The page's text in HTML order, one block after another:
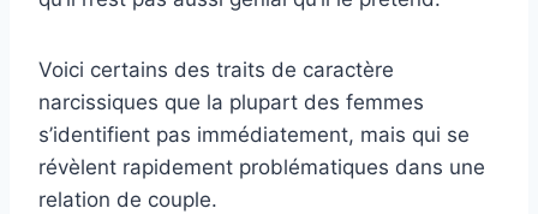
Voici certains des traits de caractère
narcissiques que la plupart des femmes
s’identifient pas immédiatement, mais qui se
révèlent rapidement problématiques dans une
relation de couple.